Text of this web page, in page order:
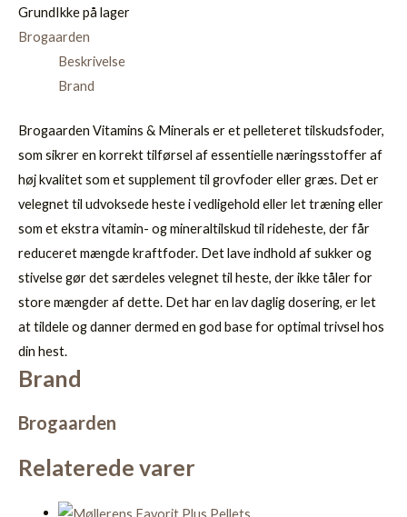
GrundIkke på lager
Brogaarden
Beskrivelse
Brand
Brogaarden Vitamins & Minerals er et pelleteret tilskudsfoder,
som sikrer en korrekt tilførsel af essentielle næringsstoffer af
høj kvalitet som et supplement til grovfoder eller græs. Det er
velegnet til udvoksede heste i vedligehold eller let træning eller
som et ekstra vitamin- og mineraltilskud til rideheste, der får
reduceret mængde kraftfoder. Det lave indhold af sukker og
stivelse gør det særdeles velegnet til heste, der ikke tåler for
store mængder af dette. Det har en lav daglig dosering, er let
at tildele og danner dermed en god base for optimal trivsel hos
din hest.
Brand
Brogaarden
Relaterede varer